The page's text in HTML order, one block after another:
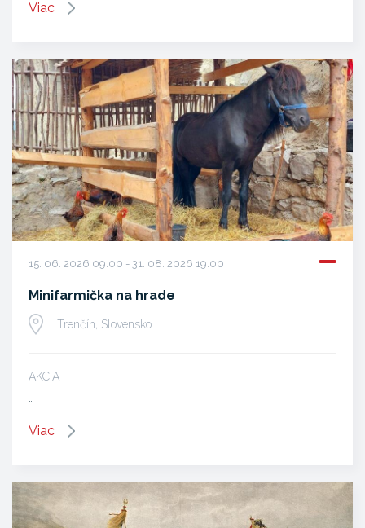
Viac
15. 06. 2026 09:00 - 31. 08. 2026 19:00
Minifarmička na hrade
Trenčín, Slovensko
AKCIA
Viac